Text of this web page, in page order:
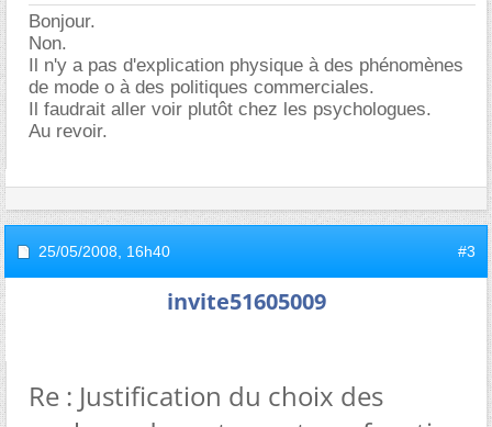
Bonjour.
Non.
Il n'y a pas d'explication physique à des phénomènes
de mode o à des politiques commerciales.
Il faudrait aller voir plutôt chez les psychologues.
Au revoir.
25/05/2008, 16h40 #3
invite51605009
Re : Justification du choix des